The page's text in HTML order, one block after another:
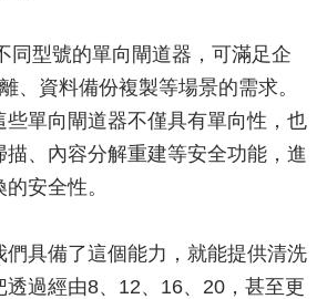
同型號的單向閘道器，可滿足企
、資料備份複製等場景的需求。
些單向閘道器不僅具有單向性，也
描、內容分解重建等安全功能，進
安全性。
們具備了這個能力，就能提供清洗
透過經由8、12、16、20，甚至更